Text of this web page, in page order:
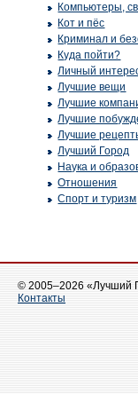
Компьютеры,
Кот и пёс
Криминал и
Куда пойти?
Личный
Лучшие вещи
Лучшие
Лучшие
Лучшие
Лучший Город
Наука и
Отношения
Спорт и туризм
© 2005–2026 «Лучший
Контакты